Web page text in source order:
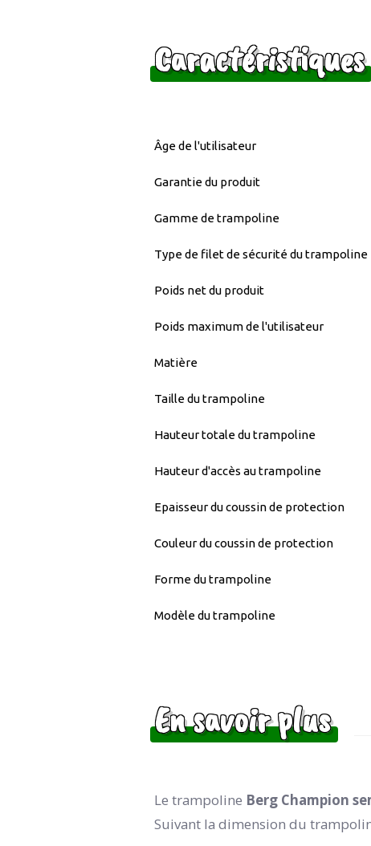
Caractéristiques
Âge de l'utilisateur
Garantie du produit
Gamme de trampoline
Type de filet de sécurité du trampoline
Poids net du produit
Poids maximum de l'utilisateur
Matière
Taille du trampoline
Hauteur totale du trampoline
Hauteur d'accès au trampoline
Epaisseur du coussin de protection
Couleur du coussin de protection
Forme du trampoline
Modèle du trampoline
En savoir plus
Le trampoline Berg Champion
Suivant la dimension du